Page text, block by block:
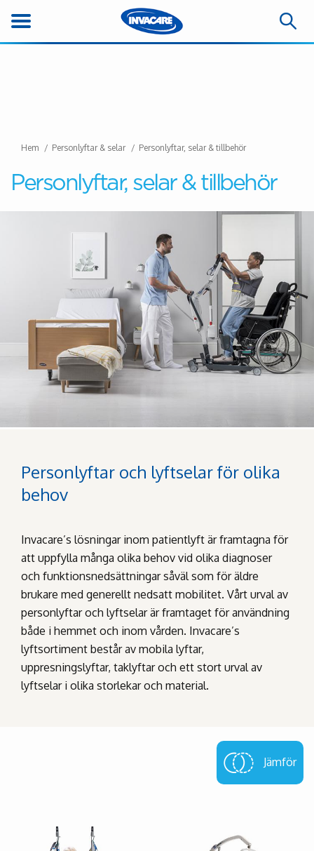
Hem Personlyftar & selar Personlyftar, selar & tillbehör
Personlyftar, selar & tillbehör
Personlyftar och lyftselar för olika
behov
Invacare’s lösningar inom patientlyft är framtagna för
att uppfylla många olika behov vid olika diagnoser
och funktionsnedsättningar såväl som för äldre
brukare med generellt nedsatt mobilitet. Vårt urval av
personlyftar och lyftselar är framtaget för användning
både i hemmet och inom vården. Invacare’s
lyftsortiment består av mobila lyftar,
uppresningslyftar, taklyftar och ett stort urval av
lyftselar i olika storlekar och material.
Jämför